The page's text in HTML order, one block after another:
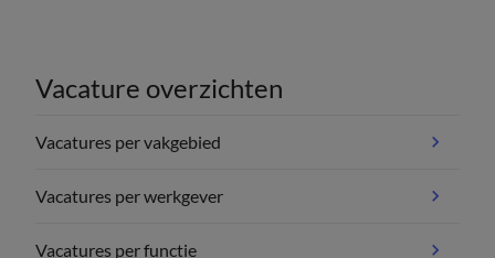
Vacature overzichten
Vacatures per vakgebied
Vacatures per werkgever
Vacatures per functie